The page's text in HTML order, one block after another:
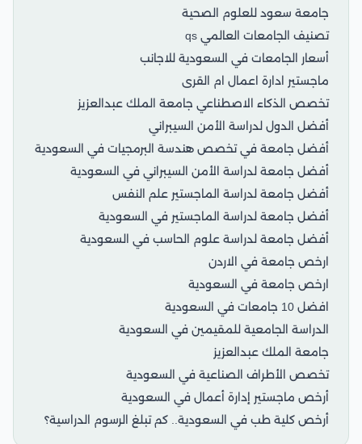
جامعة سعود للعلوم الصحية
تصنيف الجامعات العالمي qs
أسعار الجامعات في السعودية للاجانب
ماجستير ادارة اعمال ام القرى
تخصص الذكاء الاصطناعي جامعة الملك عبدالعزيز
أفضل الدول لدراسة الأمن السيبراني
أفضل جامعة في تخصص هندسة البرمجيات في السعودية
أفضل جامعة لدراسة الأمن السيبراني في السعودية
أفضل جامعة لدراسة الماجستير علم النفس
أفضل جامعة لدراسة الماجستير في السعودية
أفضل جامعة لدراسة علوم الحاسب في السعودية
ارخص جامعة في الاردن
ارخص جامعة في السعودية
افضل 10 جامعات في السعودية
الدراسة الجامعية للمقيمين في السعودية
جامعة الملك عبدالعزيز
تخصص الأطراف الصناعية في السعودية
أرخص ماجستير إدارة أعمال في السعودية
أرخص كلية طب في السعودية.. كم تبلغ الرسوم الدراسية؟